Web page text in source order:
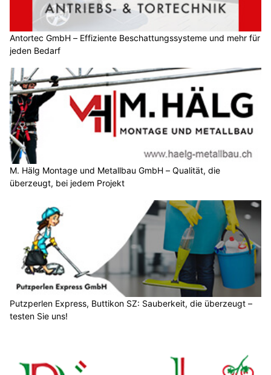
Antortec GmbH – Effiziente Beschattungssysteme und mehr für
jeden Bedarf
M. Hälg Montage und Metallbau GmbH – Qualität, die
überzeugt, bei jedem Projekt
Putzperlen Express, Buttikon SZ: Sauberkeit, die überzeugt –
testen Sie uns!